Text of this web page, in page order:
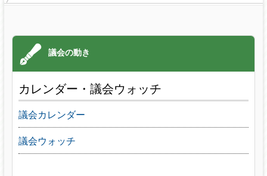
カレンダー・議会ウォッチ
議会カレンダー
議会ウォッチ